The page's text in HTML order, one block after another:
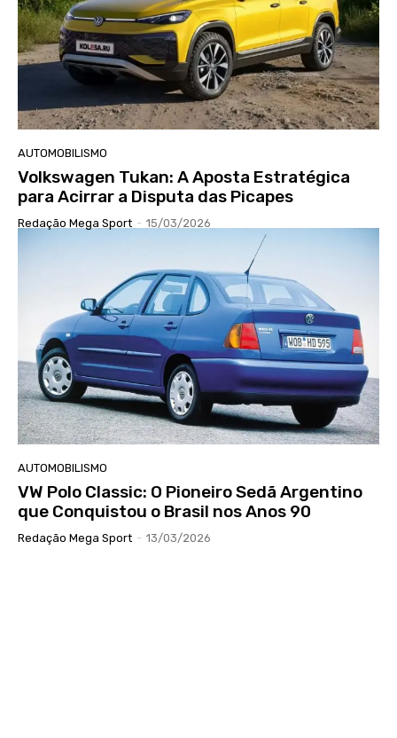
AUTOMOBILISMO
Volkswagen Tukan: A Aposta Estratégica
para Acirrar a Disputa das Picapes
Redação Mega Sport - 15/03/2026
AUTOMOBILISMO
VW Polo Classic: O Pioneiro Sedã Argentino
que Conquistou o Brasil nos Anos 90
Redação Mega Sport - 13/03/2026